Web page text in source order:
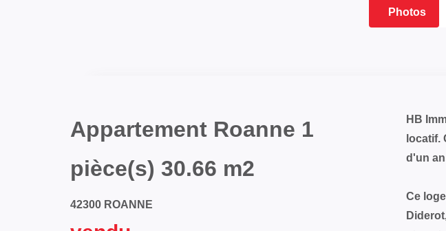
Photos
Appartement Roanne 1
pièce(s) 30.66 m2
42300 ROANNE
HB
locatif.
d'un
Ce